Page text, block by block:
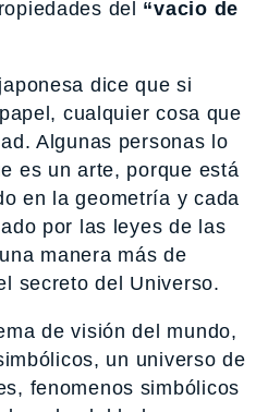
del “vacio de
dice que si
cualquier cosa que
Algunas personas lo
es un arte, porque está
en la geometría y cada
por las leyes de las
manera más de
secreto del Universo.
de visión del mundo,
un universo de
fenomenos simbólicos